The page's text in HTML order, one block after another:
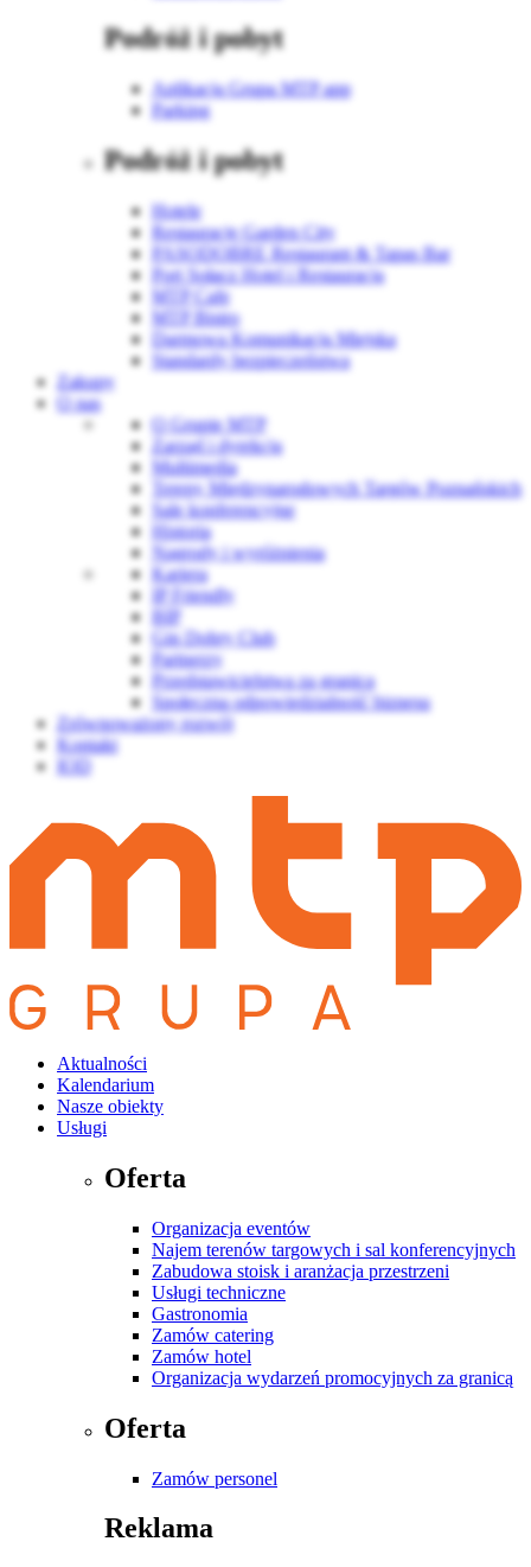
Podróż i pobyt
Aplikacja Grupa MTP app
Parking
Podróż i pobyt
Hotele
Restauracje Garden City
PASODOBRE Restaurant & Tapas Bar
Port Sołacz Hotel i Restauracja
MTP Cafe
MTP Bistro
Darmowa Komunikacja Miejska
Standardy bezpieczeństwa
Zakupy
O nas
O Grupie MTP
Zarząd i dyrekcja
Multimedia
Tereny Międzynarodowych Targów Poznańskich
Sale konferencyjne
Historia
Nagrody i wyróżnienia
Kariera
IP Friendly
BIP
Gin Dobry Club
Partnerzy
Przedstawicielstwa za granicą
Społeczna odpowiedzialność biznesu
Zrównoważony rozwój
Kontakt
IOD
Aktualności
Kalendarium
Nasze obiekty
Usługi
Oferta
Organizacja eventów
Najem terenów targowych i sal konferencyjnych
Zabudowa stoisk i aranżacja przestrzeni
Usługi techniczne
Gastronomia
Zamów catering
Zamów hotel
Organizacja wydarzeń promocyjnych za granicą
Oferta
Zamów personel
Reklama